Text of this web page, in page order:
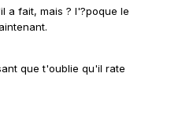
a fait, mais ? l'?poque le
que t'oublie qu'il rate